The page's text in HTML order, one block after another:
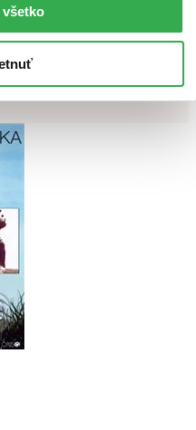
vám ju s radosťou vypátra!